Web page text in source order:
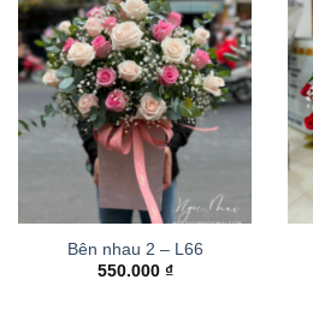
Bên nhau 2 – L66
550.000 ₫